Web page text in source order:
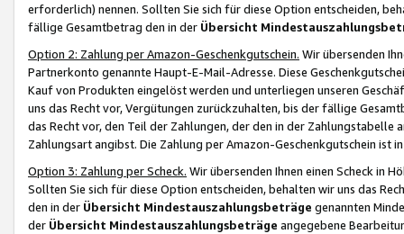
erforderlich) nennen. Sollten Sie sich für diese Option entscheiden,
fällige Gesamtbetrag den in der Übersicht
Option 2: Zahlung per Amazon-Geschenkgutschein. Wir übersenden
Partnerkonto genannte Haupt-E-Mail-Adresse. Diese
Kauf von Produkten eingelöst werden und unterliegen unseren
uns das Recht vor, Vergütungen zurückzuhalten, bis der fällige
das Recht vor, den Teil der Zahlungen, der den in der
Zahlungsart angibst. Die Zahlung per Amazon-Geschenkgutschein ist
Option 3: Zahlung per Scheck. Wir übersenden Ihnen einen Scheck in
Sollten Sie sich für diese Option entscheiden, behalten wir uns das
den in der Übersicht Mindestauszahlungsbeträge genannten
der Übersicht Mindestauszahlungsbeträge angegebene